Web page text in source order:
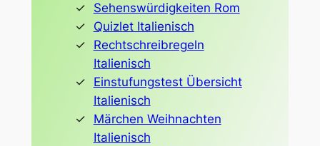
Sehenswürdigkeiten Rom
Quizlet Italienisch
Rechtschreibregeln
Italienisch
Einstufungstest Übersicht
Italienisch
Märchen Weihnachten
Italienisch